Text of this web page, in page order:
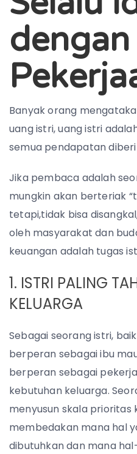
dengan
Banyak orang
uang istri, uang istri
semua pendapatan
Jika pembaca adalah
mungkin akan berteriak
tetapi,tidak bisa
oleh masyarakat dan
keuangan adalah tugas
1. ISTRI PALING
KELUARGA
Sebagai seorang istri,
berperan sebagai ibu
berperan sebagai
kebutuhan keluarga.
menyusun skala prioritas
membedakan mana hal
dibutuhkan dan mana